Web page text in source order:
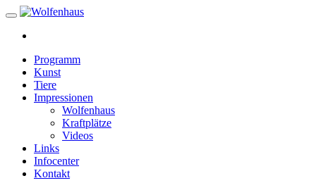
Programm
Kunst
Tiere
Impressionen
Wolfenhaus
Kraftplätze
Videos
Links
Infocenter
Kontakt